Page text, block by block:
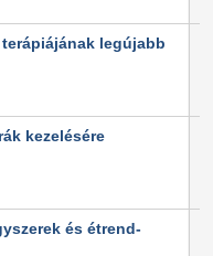
legújabb
kezelésére
és étrend-